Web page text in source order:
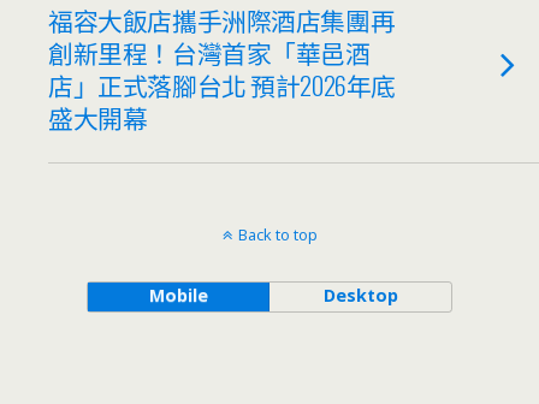
福容大飯店攜手洲際酒店集團再
創新里程！台灣首家「華邑酒
店」正式落腳台北 預計2026年底
盛大開幕
Back to top
Mobile Desktop